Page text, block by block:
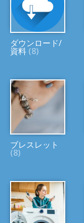
ダウンロード/
資料 (8)
ブレスレット
(8)